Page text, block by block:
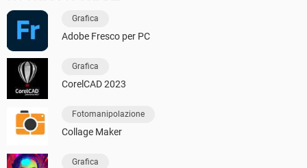
Grafica
Adobe Fresco per PC
Grafica
CorelCAD 2023
Fotomanipolazione
Collage Maker
Grafica